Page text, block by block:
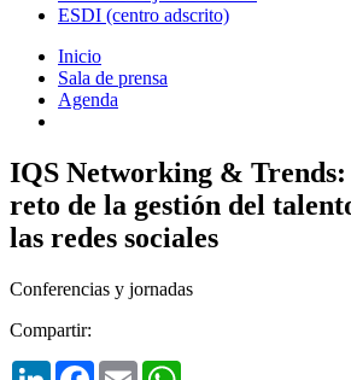
ESDI (centro adscrito)
Inicio
Sala de prensa
Agenda
IQS Networking &
reto de la gestión del
las redes sociales
Conferencias y jornadas
Compartir:
LinkedInFacebook
Email